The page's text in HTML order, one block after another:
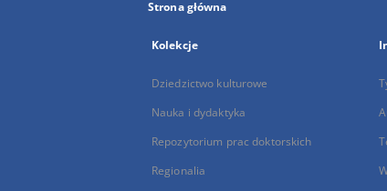
Strona główna
Kolekcje
Dziedzictwo kulturowe
Nauka i dydaktyka
Repozytorium prac doktorskich
Regionalia